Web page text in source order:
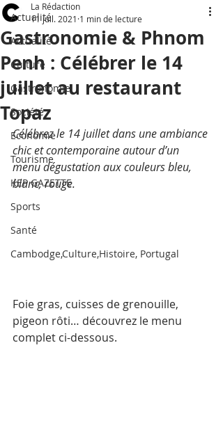
Actualité
Actualité
Culture
Gastronomie
Société
Economie
Tourisme
KEP GAZETTE
Sports
Santé
Cambodge,Culture,Histoire, Portugal
Gastronomie & Phnom
Penh : Célébrer le 14
juillet au restaurant
Topaz
La Rédaction
11 juil. 2021 1 min de lecture
Célébrez le 14 juillet dans une ambiance
chic et contemporaine autour d’un
menu dégustation aux couleurs bleu,
blanc, rouge.
Foie gras, cuisses de grenouille,
pigeon rôti… découvrez le menu
complet ci-dessous.